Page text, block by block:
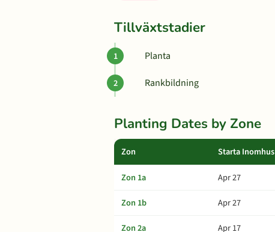
Tillväxtstadier
Planta
Rankbildning
Planting Dates by Zone
Zon Starta Inomhus
Zon 1a Apr 27
Zon 1b
Apr 27
Zon 2a
Apr 17